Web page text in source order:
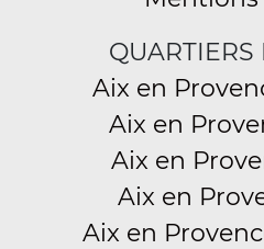
QUARTIERS
Aix en
Aix en
Aix en
Aix en
Aix en